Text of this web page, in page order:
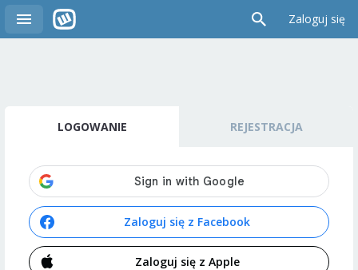
Zaloguj się
LOGOWANIE REJESTRACJA
Zaloguj się z Facebook
Zaloguj się z Apple